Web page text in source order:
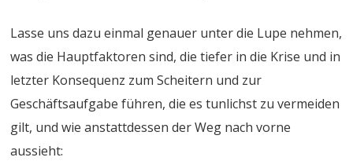
Lasse uns dazu einmal genauer unter die Lupe nehmen,
was die Hauptfaktoren sind, die tiefer in die Krise und in
letzter Konsequenz zum Scheitern und zur
Geschäftsaufgabe führen, die es tunlichst zu vermeiden
gilt, und wie anstattdessen der Weg nach vorne
aussieht: